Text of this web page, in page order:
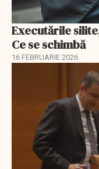
Executările
Ce se schimbă
16 FEBRUARIE 2026